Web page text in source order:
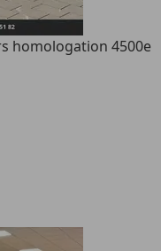
homologation 4500e